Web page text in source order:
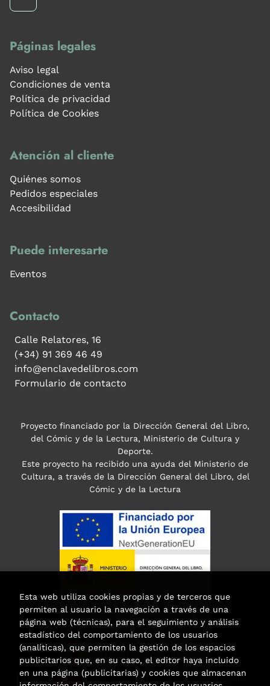
Páginas legales
Aviso legal
Condiciones de venta
Política de privacidad
Política de Cookies
Atención al cliente
Quiénes somos
Pedidos especiales
Accesibilidad
Puede interesarte
Eventos
Contacto
Calle Relatores, 16
(+34) 91 369 46 49
info@enclavedelibros.com
Formulario de contacto
Proyecto financiado por la Dirección General del Libro,
del Cómic y de la Lectura, Ministerio de Cultura y
Deporte.
Este proyecto ha recibido una ayuda del Ministerio de
Cultura, a través de la Dirección General del Libro, del
Cómic y de la Lectura
Esta actividad ha recibido una ayuda
Esta web utiliza cookies propias y de terceros que
permiten al usuario la navegación a través de una
página web (técnicas), para el seguimiento y análisis
estadístico del comportamiento de los usuarios
(analíticas), que permiten la gestión de los espacios
publicitarios que, en su caso, el editor haya incluido
en una página (publicitarias) y cookies que almacenan